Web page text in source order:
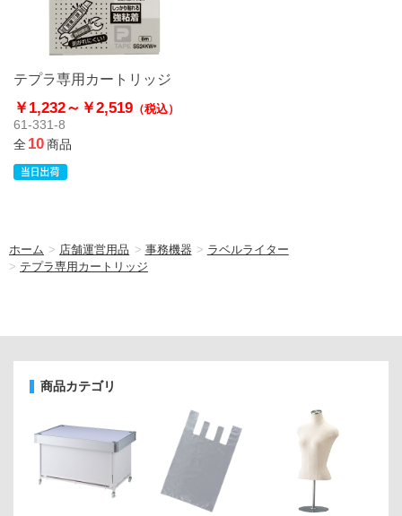
テプラ専用カートリッジ
￥1,232～ ￥2,519 （税込）
61-331-8
全10商品
ホーム > 店舗運営用品 > 事務機器 > ラベルライター
> テプラ専用カートリッジ
商品カテゴリ